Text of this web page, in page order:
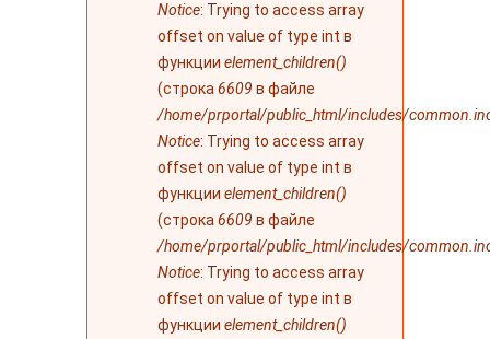
Notice: Trying to access array
offset on value of type int в
функции element_children()
(строка 6609 в файле
/home/prportal/public_html/includes/
Notice: Trying to access array
offset on value of type int в
функции element_children()
(строка 6609 в файле
/home/prportal/public_html/includes/
Notice: Trying to access array
offset on value of type int в
функции element_children()